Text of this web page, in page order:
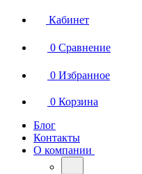
Кабинет
0 Сравнение
0 Избранное
0 Корзина
Блог
Контакты
О компании